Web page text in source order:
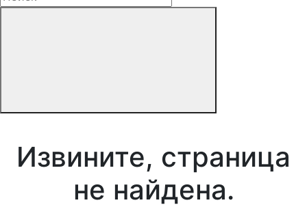
Извините, страница
не найдена.